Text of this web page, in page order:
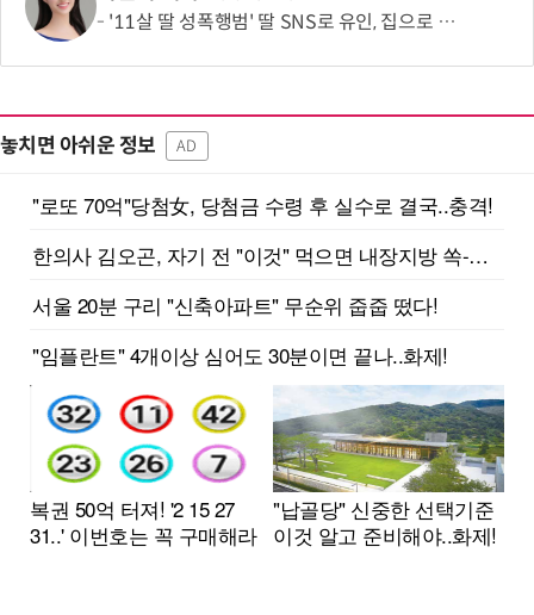
'11살 딸 성폭행범' 딸 SNS로 유인, 집으로 불러낸 아버지…결국 총 쐈다
놓치면 아쉬운 정보 AD